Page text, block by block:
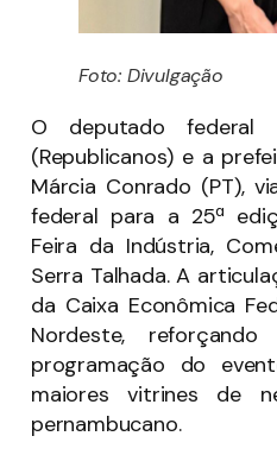
Foto: Divulgação
O deputado federal
(Republicanos) e a
Márcia Conrado (PT),
federal para a 25ª
Feira da Indústria,
Serra Talhada. A
da Caixa Econômica
Nordeste,
programação do
maiores vitrines de
pernambucano.